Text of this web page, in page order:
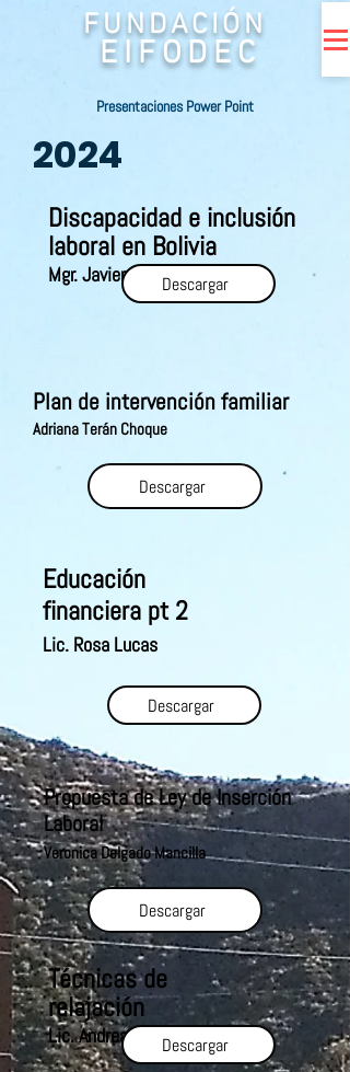
FUNDACIÓN
EIFODEC
Presentaciones Power Point
2024
Discapacidad e inclusión
laboral en Bolivia
Mgr. Javier MendozaDescargar
Plan de intervención familiar
Adriana Terán Choque
Descargar
Educación
financiera pt 2
Lic. Rosa Lucas
Descargar
Propuesta de Ley de Inserción
Laboral
Veronica Delgado Mancilla
Descargar
Técnicas de
relajación
Lic. Andrea JaimesDescargar